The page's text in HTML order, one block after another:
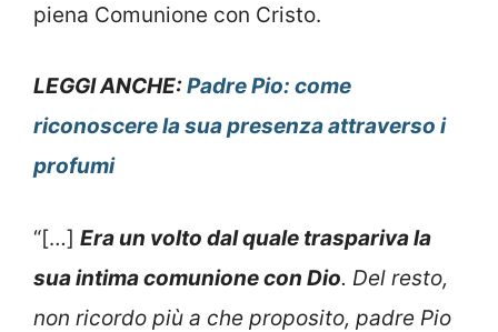
piena Comunione con Cristo.
LEGGI ANCHE: Padre Pio: come
riconoscere la sua presenza attraverso i
profumi
“[…] Era un volto dal quale traspariva la
sua intima comunione con Dio. Del resto,
non ricordo più a che proposito, padre Pio